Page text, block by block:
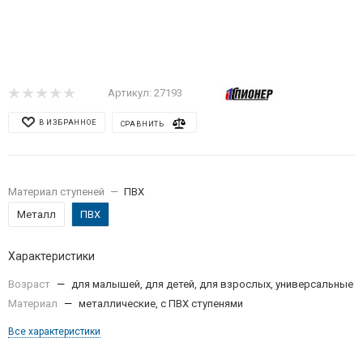
Артикул: 27193
В ИЗБРАННОЕ СРАВНИТЬ
Материал ступеней — ПВХ
Металл
ПВХ
Характеристики
Возраст — для малышей, для детей, для взрослых, универсальные
Материал
— металлические, с ПВХ ступенями
Все характеристики